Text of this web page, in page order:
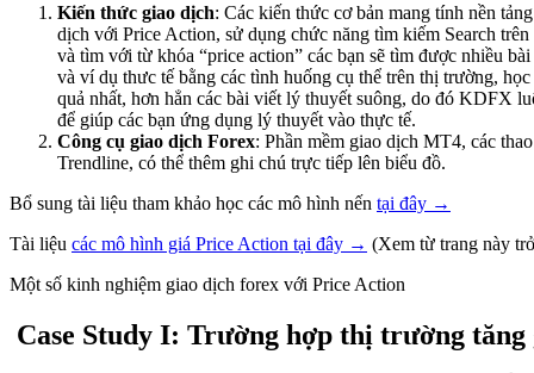
Kiến thức giao dịch: Các kiến thức cơ bản mang tính nền
dịch với Price Action, sử dụng chức năng tìm kiếm Search
và tìm với từ khóa “price action” các bạn sẽ tìm được nhiều
và ví dụ thưc tế bằng các tình huống cụ thể trên thị trường, học
quả nhất, hơn hẳn các bài viết lý thuyết suông, do đó KDFX
để giúp các bạn ứng dụng lý thuyết vào thực tế.
Công cụ giao dịch Forex: Phần mềm giao dịch MT4, các
Trendline, có thể thêm ghi chú trực tiếp lên biểu đồ.
Bổ sung tài liệu tham khảo học các mô hình nến tại đây →
Tài liệu các mô hình giá Price Action tại đây → (Xem từ trang này
Một số kinh nghiệm giao dịch forex với Price Action
Case Study I: Trường hợp thị trường tăng